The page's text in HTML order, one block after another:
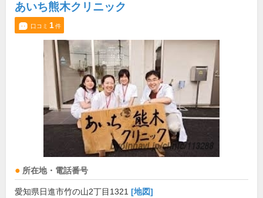
あいち熊木クリニック
口コミ 1件
所在地・電話番号
愛知県日進市竹の山2丁目1321 [地図]